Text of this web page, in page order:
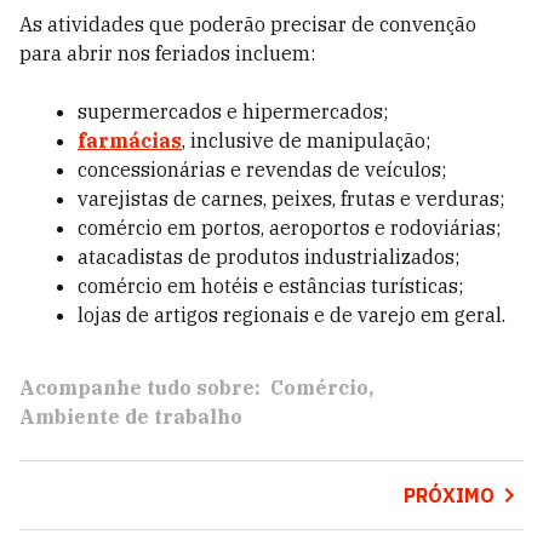
As atividades que poderão precisar de convenção
para abrir nos feriados incluem:
supermercados e hipermercados;
farmácias, inclusive de manipulação;
concessionárias e revendas de veículos;
varejistas de carnes, peixes, frutas e verduras;
comércio em portos, aeroportos e rodoviárias;
atacadistas de produtos industrializados;
comércio em hotéis e estâncias turísticas;
lojas de artigos regionais e de varejo em geral.
Acompanhe tudo sobre: Comércio
Ambiente de trabalho
PRÓXIMO